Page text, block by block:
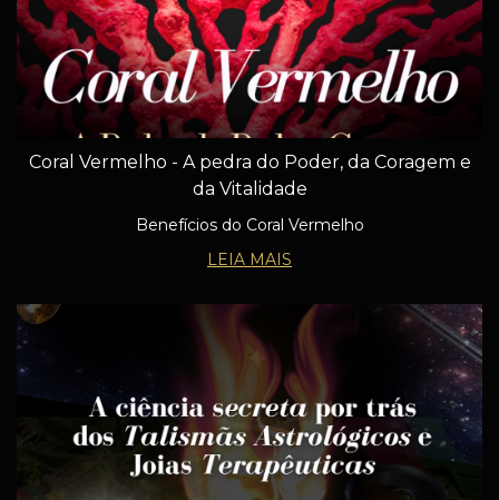
Coral Vermelho - A pedra do Poder, da Coragem e
da Vitalidade
Benefícios do Coral Vermelho
LEIA MAIS